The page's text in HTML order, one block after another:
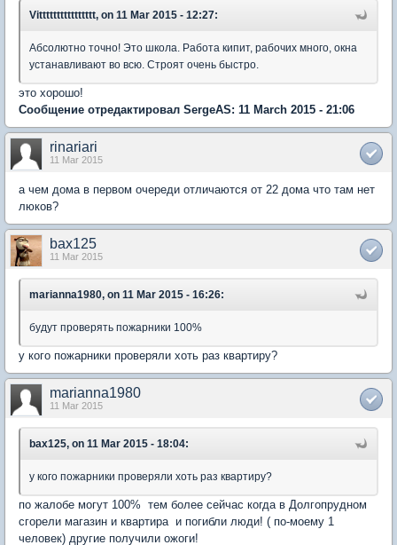
Vitttttttttttttttt, on 11 Mar 2015 - 12:27:
Абсолютно точно! Это школа. Работа кипит, рабочих много, окна
устанавливают во всю. Строят очень быстро.
это хорошо!
Сообщение отредактировал SergeAS: 11 March 2015 - 21:06
rinariari
11 Mar 2015
а чем дома в первом очереди отличаются от 22 дома что там нет
люков?
bax125
11 Mar 2015
marianna1980, on 11 Mar 2015 - 16:26:
будут проверять пожарники 100%
у кого пожарники проверяли хоть раз квартиру?
marianna1980
11 Mar 2015
bax125, on 11 Mar 2015 - 18:04:
у кого пожарники проверяли хоть раз квартиру?
по жалобе могут 100% тем более сейчас когда в Долгопрудном
сгорели магазин и квартира и погибли люди! ( по-моему 1
человек) другие получили ожоги!